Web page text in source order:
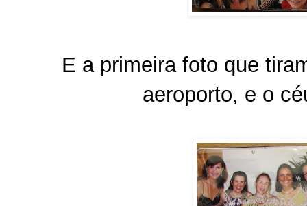
E a primeira foto que
aeroporto, e o